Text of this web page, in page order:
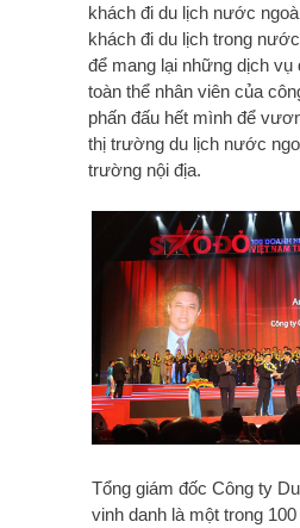
khách đi du lịch nước
khách đi du lịch trong
để mang lại những dịch vụ
toàn thể nhân viên của
phấn đấu hết mình để
thị trường du lịch nước
trường nội địa.
Tổng giám đốc Công ty
vinh danh là một trong